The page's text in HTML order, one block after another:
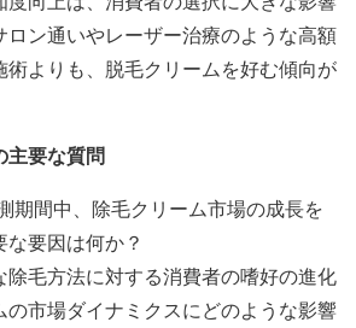
ロン通いやレーザー治療のような高額
術よりも、脱毛クリームを好む傾向が
主要な質問
期間中、除毛クリーム市場の成長を
要因は何か？
除毛方法に対する消費者の嗜好の進化
の市場ダイナミクスにどのような影響